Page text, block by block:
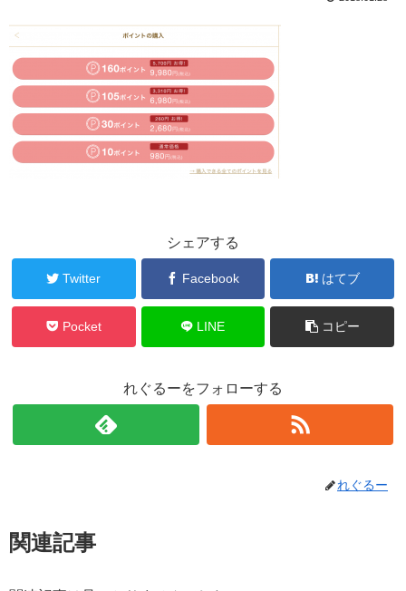
シェアする
Twitter Facebook はてブ
Pocket LINE コピー
れぐるーをフォローする
れぐるー
関連記事